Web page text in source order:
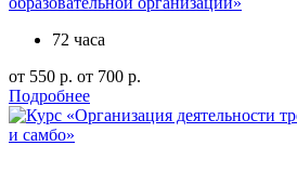
72 часа
от 550 р. от 700 р.
Подробнее